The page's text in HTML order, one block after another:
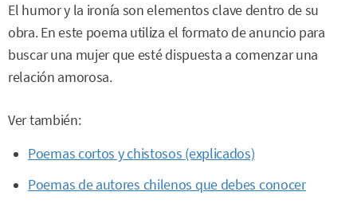
El humor y la ironía son elementos clave dentro de su
obra. En este poema utiliza el formato de anuncio para
buscar una mujer que esté dispuesta a comenzar una
relación amorosa.
Ver también:
Poemas cortos y chistosos (explicados)
Poemas de autores chilenos que debes conocer